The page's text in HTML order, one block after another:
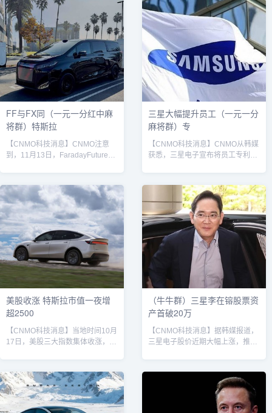
FF与FX同（一元一分红中麻
将群）特斯拉
【CNMO科技消息】CNMO注意
到，11月13日，FaradayFuture官
将全面接入特斯拉超级充电网络。
根据协议内容，FF与FX的现有车
主可通过适配器使用特斯拉在北美
地区的超级充电站。而从2026年开
始，两家车企新生产的车型将直接
搭载特斯拉标准的充电接口，无需
转接设备即可直接使用特斯拉超充
设施。据悉，FF旗下首款量产车型
FF 91...
三星大幅提升员工（一元一分
麻将群）专
【CNMO科技消息】CNMO从韩媒
获悉，三星电子宣布将员工专利奖
整。韩媒解读称，此举旨在强化技
术竞争力并激励新技术开发。三星
据报道，新的奖励方案将实施至
2027年9月，为期两年。具体调整
包括：在所有海外主要国家申请的
最高等级A1专利奖金从原来的100
万韩元提高至150万韩元（约7400
元人民币）；在美国和中国申请的
A2等级专利奖金从5...
美股收涨 特斯拉市值一夜增
超2500
【CNMO科技消息】当地时间10月
17日，美股三大指数集体收涨，特
元），成为当日科技股中的亮点之
一。然而，这一市场表现背后，特
斯拉正面临近年来最严峻的销量挑
战。根据最新公布的销售数据，特
（牛牛群）三星李在镕股票资
产首破20万
【CNMO科技消息】据韩媒报道，
三星电子股价近期大幅上涨，推动
20.7178万亿韩元（以收盘价计
算），约合人民币1000亿元。这一
数据由企业分析专业机构韩国CXO
研究所于近日公布。李在镕据报